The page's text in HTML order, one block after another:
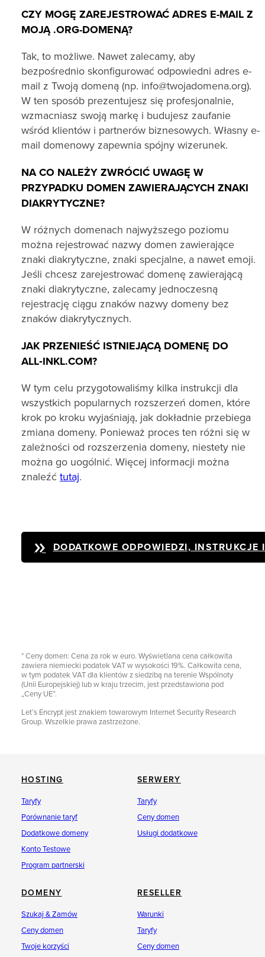
CZY MOGĘ ZAREJESTROWAĆ ADRES E-MAIL Z
MOJĄ .ORG-DOMENĄ?
Tak, to możliwe. Nawet zalecamy, aby
bezpośrednio skonfigurować odpowiedni adres e-
mail z Twoją domeną (np. info@twojadomena.org).
W ten sposób prezentujesz się profesjonalnie,
wzmacniasz swoją markę i budujesz zaufanie
wśród klientów i partnerów biznesowych. Własny e-
mail domenowy zapewnia spójny wizerunek.
NA CO NALEŻY ZWRÓCIĆ UWAGĘ W
PRZYPADKU DOMEN ZAWIERAJĄCYCH ZNAKI
DIAKRYTYCZNE?
W różnych domenach najwyższego poziomu
można rejestrować nazwy domen zawierające
znaki diakrytyczne, znaki specjalne, a nawet emoji.
Jeśli chcesz zarejestrować domenę zawierającą
znaki diakrytyczne, zalecamy jednoczesną
rejestrację ciągu znaków nazwy domeny bez
znaków diakrytycznych.
JAK PRZENIEŚĆ ISTNIEJĄCĄ DOMENĘ DO
ALL‑INKL.COM?
W tym celu przygotowaliśmy kilka instrukcji dla
wszystkich popularnych rozszerzeń domen, które
krok po kroku wyjaśniają, jak dokładnie przebiega
zmiana domeny. Ponieważ proces ten różni się w
zależności od rozszerzenia domeny, niestety nie
można go uogólnić. Więcej informacji można
znaleźć tutaj.
DODATKOWE ODPOWIEDZI, INSTRUKCJE
* Ceny domen: Cena za rok w euro. Wyświetlana cena całkowita
zawiera niemiecki podatek VAT w wysokości 19%. Całkowita cena,
w tym podatek VAT dla klientów z siedzibą na terenie Wspólnoty
(Unii Europejskiej) lub w kraju trzecim, jest przedstawiona pod
„Ceny UE”.
Let’s Encrypt jest znakiem towarowym Internet Security Research
Group. Wszelkie prawa zastrzeżone.
HOSTING
Taryfy
Porównanie taryf
Dodatkowe domeny
Konto Testowe
Program partnerski
SERWERY
Taryfy
Ceny domen
Usługi dodatkowe
DOMENY
Szukaj & Zamów
Ceny domen
Twoje korzyści
RESELLER
Warunki
Taryfy
Ceny domen